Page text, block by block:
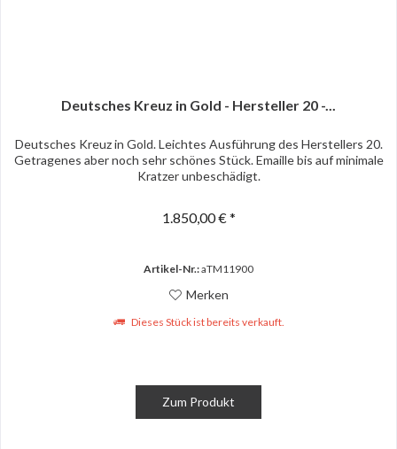
Deutsches Kreuz in Gold - Hersteller 20 -...
Deutsches Kreuz in Gold. Leichtes Ausführung des Herstellers 20.
Getragenes aber noch sehr schönes Stück. Emaille bis auf minimale
Kratzer unbeschädigt.
1.850,00 € *
Artikel-Nr.:aTM11900
Merken
Dieses Stück ist bereits verkauft.
Zum Produkt